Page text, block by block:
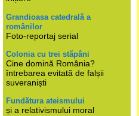
Grandioasa catedrală a
românilor
Foto-reportaj serial
Colonia cu trei stăpâni
Cine domină România?
întrebarea evitată de falșii
suveraniști
Fundătura ateismului
și a relativismului moral